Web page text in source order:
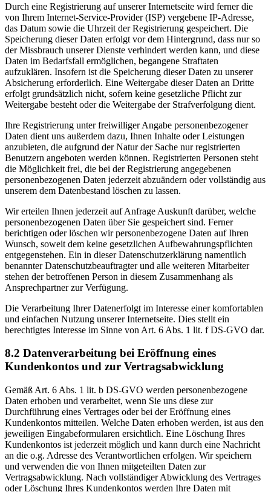
Durch eine Registrierung auf unserer Internetseite wird ferner die
von Ihrem Internet-Service-Provider (ISP) vergebene IP-Adresse,
das Datum sowie die Uhrzeit der Registrierung gespeichert. Die
Speicherung dieser Daten erfolgt vor dem Hintergrund, dass nur so
der Missbrauch unserer Dienste verhindert werden kann, und diese
Daten im Bedarfsfall ermöglichen, begangene Straftaten
aufzuklären. Insofern ist die Speicherung dieser Daten zu unserer
Absicherung erforderlich. Eine Weitergabe dieser Daten an Dritte
erfolgt grundsätzlich nicht, sofern keine gesetzliche Pflicht zur
Weitergabe besteht oder die Weitergabe der Strafverfolgung dient.
Ihre Registrierung unter freiwilliger Angabe personenbezogener
Daten dient uns außerdem dazu, Ihnen Inhalte oder Leistungen
anzubieten, die aufgrund der Natur der Sache nur registrierten
Benutzern angeboten werden können. Registrierten Personen steht
die Möglichkeit frei, die bei der Registrierung angegebenen
personenbezogenen Daten jederzeit abzuändern oder vollständig aus
unserem dem Datenbestand löschen zu lassen.
Wir erteilen Ihnen jederzeit auf Anfrage Auskunft darüber, welche
personenbezogenen Daten über Sie gespeichert sind. Ferner
berichtigen oder löschen wir personenbezogene Daten auf Ihren
Wunsch, soweit dem keine gesetzlichen Aufbewahrungspflichten
entgegenstehen. Ein in dieser Datenschutzerklärung namentlich
benannter Datenschutzbeauftragter und alle weiteren Mitarbeiter
stehen der betroffenen Person in diesem Zusammenhang als
Ansprechpartner zur Verfügung.
Die Verarbeitung Ihrer Datenerfolgt im Interesse einer komfortablen
und einfachen Nutzung unserer Internetseite. Dies stellt ein
berechtigtes Interesse im Sinne von Art. 6 Abs. 1 lit. f DS-GVO dar.
8.2 Datenverarbeitung bei Eröffnung eines
Kundenkontos und zur Vertragsabwicklung
Gemäß Art. 6 Abs. 1 lit. b DS-GVO werden personenbezogene
Daten erhoben und verarbeitet, wenn Sie uns diese zur
Durchführung eines Vertrages oder bei der Eröffnung eines
Kundenkontos mitteilen. Welche Daten erhoben werden, ist aus den
jeweiligen Eingabeformularen ersichtlich. Eine Löschung Ihres
Kundenkontos ist jederzeit möglich und kann durch eine Nachricht
an die o.g. Adresse des Verantwortlichen erfolgen. Wir speichern
und verwenden die von Ihnen mitgeteilten Daten zur
Vertragsabwicklung. Nach vollständiger Abwicklung des Vertrages
oder Löschung Ihres Kundenkontos werden Ihre Daten mit